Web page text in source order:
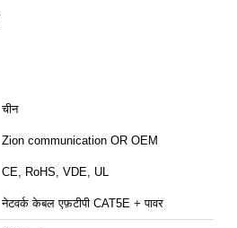
चीन
Zion communication OR OEM
CE, RoHS, VDE, UL
नेटवर्क केबल एफ़टीपी CAT5E + पावर